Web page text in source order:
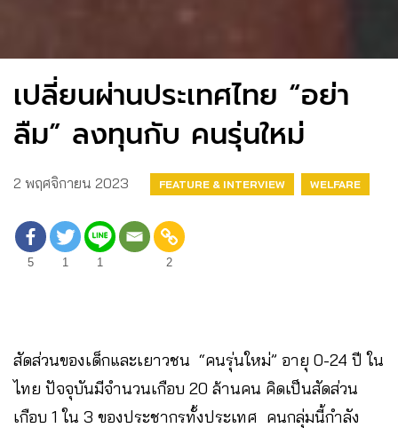
เปลี่ยนผ่านประเทศไทย “อย่า
ลืม” ลงทุนกับ คนรุ่นใหม่
2 พฤศจิกายน 2023 FEATURE & INTERVIEW WELFARE
5 1 1 2
สัดส่วนของเด็กและเยาวชน “คนรุ่นใหม่” อายุ 0-24 ปี ใน
ไทย ปัจจุบันมีจำนวนเกือบ 20 ล้านคน คิดเป็นสัดส่วน
เกือบ 1 ใน 3 ของประชากรทั้งประเทศ คนกลุ่มนี้กำลัง